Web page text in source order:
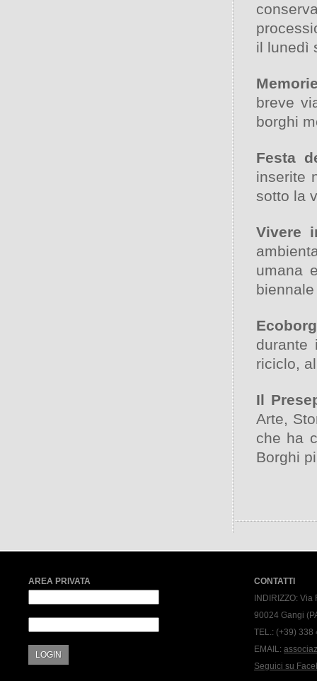
il lunedì
breve
borghi
Festa
inserite
sotto la
Vivere
umana
durante
riciclo,
Il
Arte,
che ha
Borghi
AREA PRIVATA
LOGIN
CONTATTI
INDIRIZZO: Via
90024 Gangi
TEL.: (+39) 338
EMAIL:
Seguici su